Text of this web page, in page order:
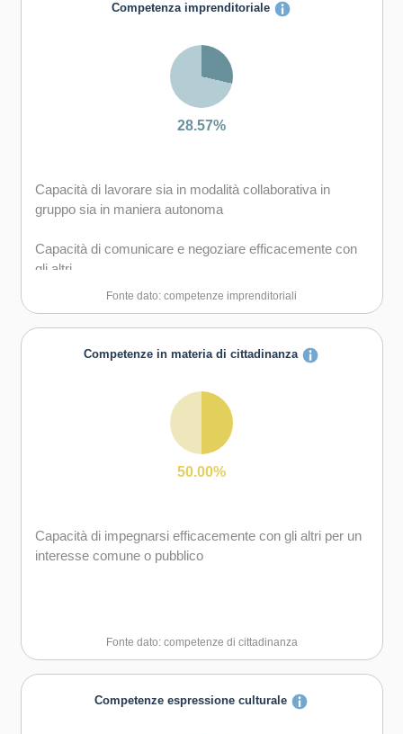
Capacità di gestire il proprio apprendimento e la propria
Capacità di mantenersi resilienti
Competenza imprenditoriale
28.57%
Capacità di lavorare sia in modalità collaborativa in
gruppo sia in maniera autonoma
Capacità di comunicare e negoziare efficacemente con
gli altri
Capacità di motivare gli altri e valorizzare le loro idee, di
Fonte dato: competenze imprenditoriali
Competenze in materia di cittadinanza
50.00%
Capacità di impegnarsi efficacemente con gli altri per un
interesse comune o pubblico
Fonte dato: competenze di cittadinanza
Competenze espressione culturale